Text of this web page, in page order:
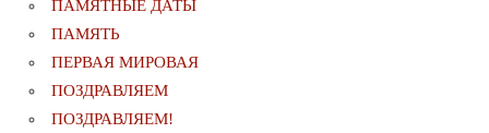
ПАМЯТНЫЕ ДАТЫ
ПАМЯТЬ
ПЕРВАЯ МИРОВАЯ
ПОЗДРАВЛЯЕМ
ПОЗДРАВЛЯЕМ!